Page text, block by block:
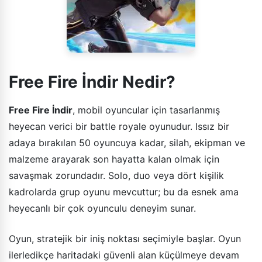
Free Fire İndir Nedir?
Free Fire İndir, mobil oyuncular için tasarlanmış
heyecan verici bir battle royale oyunudur. Issız bir
adaya bırakılan 50 oyuncuya kadar, silah, ekipman ve
malzeme arayarak son hayatta kalan olmak için
savaşmak zorundadır. Solo, duo veya dört kişilik
kadrolarda grup oyunu mevcuttur; bu da esnek ama
heyecanlı bir çok oyunculu deneyim sunar.
Oyun, stratejik bir iniş noktası seçimiyle başlar. Oyun
ilerledikçe haritadaki güvenli alan küçülmeye devam